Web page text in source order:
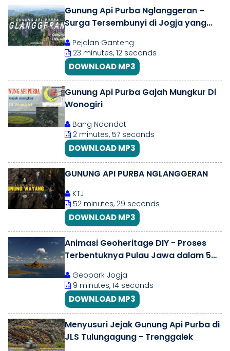
Gunung Api Purba Nglanggeran –
Surga Tersembunyi di Jogja yang
Pejalan Ganteng
23 minutes, 12 seconds
DOWNLOAD MP3
Gunung Api Purba Gajah Mungkur Di
Wonogiri
Bang Ndondot
2 minutes, 57 seconds
DOWNLOAD MP3
GUNUNG API PURBA NGLANGGERAN
KTJ
52 minutes, 29 seconds
DOWNLOAD MP3
Animasi Geoheritage DIY - Proses
Terbentuknya Pulau Jawa dalam 5
Geopark Jogja
9 minutes, 14 seconds
DOWNLOAD MP3
Menyusuri Jejak Gunung Api Purba di
JLS Tulungagung - Trenggalek